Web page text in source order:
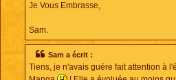
Je Vous Embrasse,
Sam.
Sam a écrit :
Tiens, je n'avais guére fait attention à